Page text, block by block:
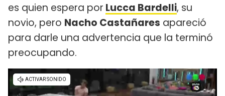
es quien espera por Lucca Bardelli, su
novio, pero Nacho Castañares apareció
para darle una advertencia que la terminó
preocupando.